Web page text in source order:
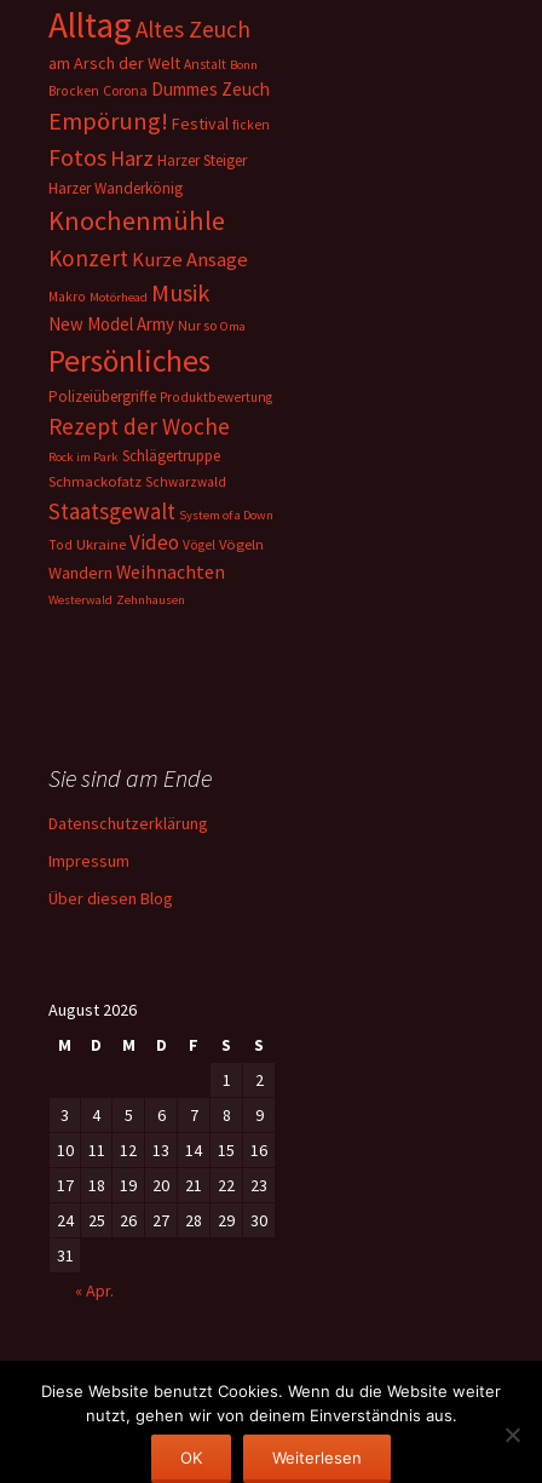
AlltagAltes Zeuch
am Arsch der Welt Anstalt Bonn
Brocken Corona Dummes Zeuch
Empörung! Festival ficken
Fotos Harz Harzer Steiger
Harzer Wanderkönig
Knochenmühle
KonzertKurze Ansage
Makro Motörhead Musik
New Model Army Nur so Oma
Persönliches
Polizeiübergriffe Produktbewertung
Rezept der Woche
Rock im Park Schlägertruppe
Schmackofatz Schwarzwald
Staatsgewalt System of a Down
Tod Ukraine Video Vögel Vögeln
Wandern Weihnachten
Westerwald Zehnhausen
Sie sind am Ende
Datenschutzerklärung
Impressum
Über diesen Blog
August 2026
M
D M D F S
S
1
2
3
4 5 6 7 8
9
10
11 12 13 14 15
16
17
18 19 20 21 22
23
24
25 26 27 28 29
30
31
« Apr.
Datenschutzerklärung Stolz präsentiert von WordPress
Diese Website benutzt Cookies. Wenn du die Website weiter
nutzt, gehen wir von deinem Einverständnis aus.
OK Weiterlesen